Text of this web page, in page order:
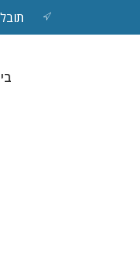
תובל 52 קומה 4 רמת-גן